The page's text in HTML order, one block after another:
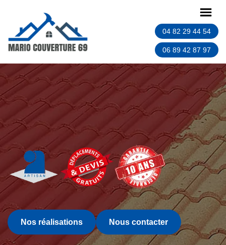
04 82 29 44 54
06 89 42 87 97
Nos réalisations Nous contacter